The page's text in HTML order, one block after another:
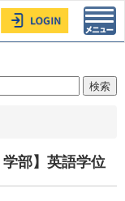
部】英語学位